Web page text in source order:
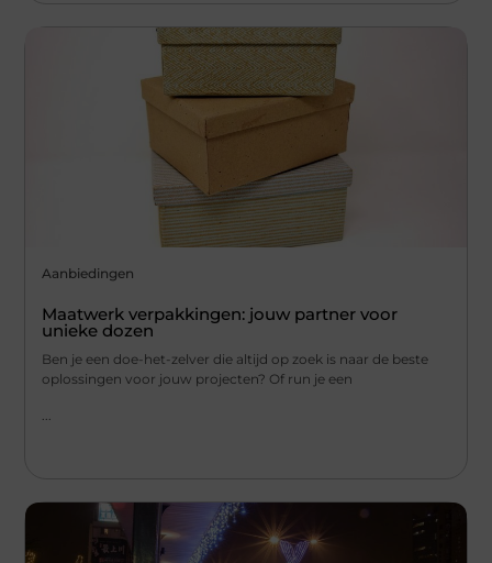
Aanbiedingen
Maatwerk verpakkingen: jouw partner voor
unieke dozen
Ben je een doe-het-zelver die altijd op zoek is naar de beste
oplossingen voor jouw projecten? Of run je een